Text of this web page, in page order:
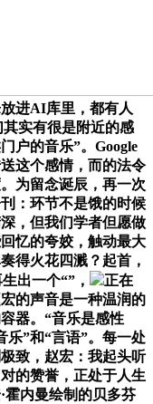
进AI库里，都有人
实有很是附近的感
户的音乐”。Google
这个感情，而的法令
为留念诞辰，再一次
：环节不是饿的时候
，但我们学者但愿做
忆的夸姣，触动最大
得火花四溅？起首，
出一个“”，
正在
的声音是一种温润的
器。“音乐是感性
乐”和“言语”。每一处
致，赵宏：我起头听
的赞誉，正处于人生
霍内曼绘制的贝多芬